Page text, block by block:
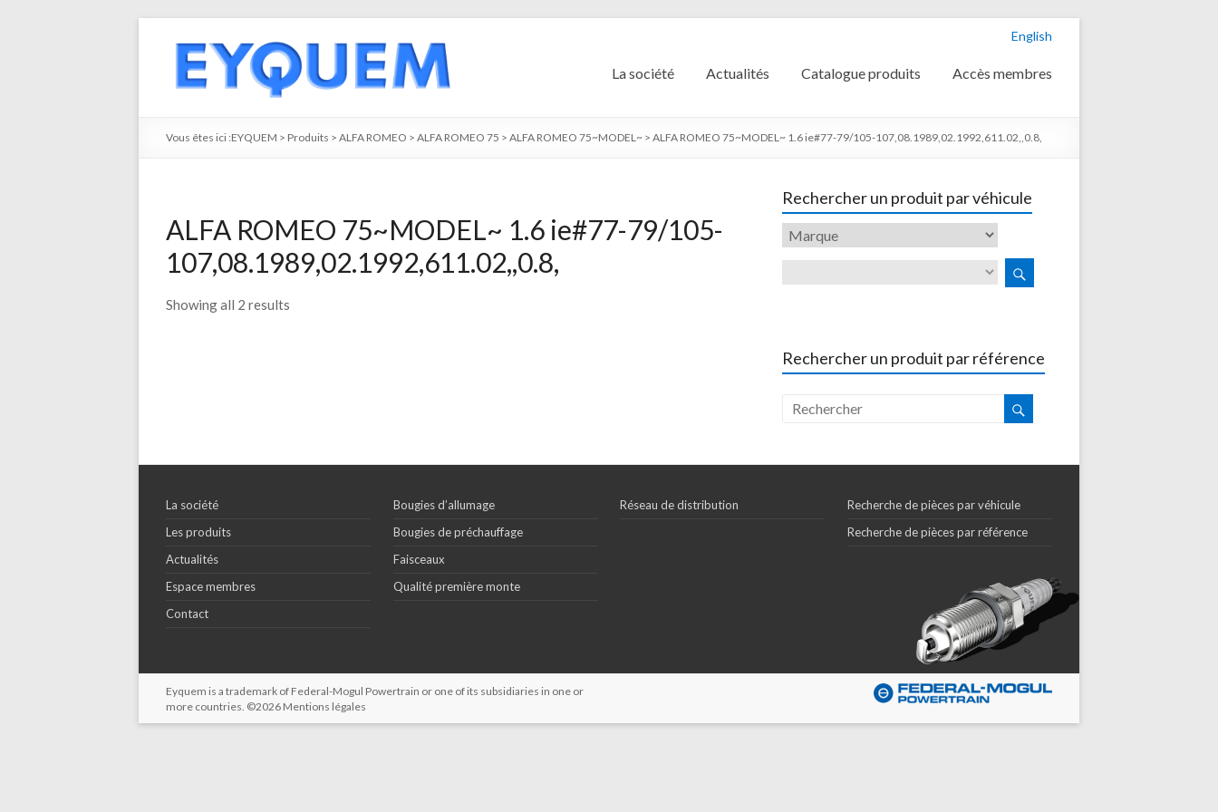
English
La société Actualités Catalogue produits Accès membres
Vous êtes ici :EYQUEM > Produits > ALFA ROMEO > ALFA ROMEO 75 > ALFA ROMEO 75~MODEL~ > ALFA ROMEO 75~MODEL~ 1.6 ie#77-79/105-107,08.1989,02.1992,611.02,,0.8,
ALFA ROMEO 75~MODEL~ 1.6 ie#77-79/105-
107,08.1989,02.1992,611.02,,0.8,
Showing all 2 results
Rechercher un produit par véhicule
Rechercher un produit par référence
La société
Les produits
Actualités
Espace membres
Contact
Bougies d’allumage
Bougies de préchauffage
Faisceaux
Qualité première monte
Réseau de distribution
Recherche de pièces par véhicule
Recherche de pièces par référence
Eyquem is a trademark of Federal-Mogul Powertrain or one of its subsidiaries in one or
more countries. ©2026 Mentions légales